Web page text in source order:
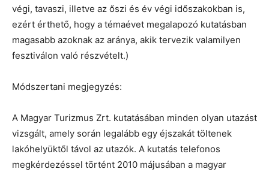
végi, tavaszi, illetve az őszi és év végi időszakokban is,
ezért érthető, hogy a témaévet megalapozó kutatásban
magasabb azoknak az aránya, akik tervezik valamilyen
fesztiválon való részvételt.)
Módszertani megjegyzés:
A Magyar Turizmus Zrt. kutatásában minden olyan utazást
vizsgált, amely során legalább egy éjszakát töltenek
lakóhelyüktől távol az utazók. A kutatás telefonos
megkérdezéssel történt 2010 májusában a magyar